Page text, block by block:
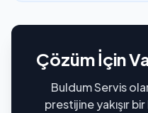
Çözüm İçin
Buldum Servis
prestijine yakışır